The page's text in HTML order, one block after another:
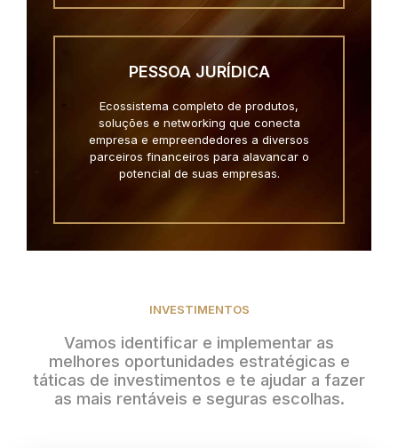
PESSOA JURÍDICA
Ecossistema completo de produtos,
soluções e networking que conecta
empresa e empreendedores a diversos
parceiros financeiros para alavancar o
potencial de suas empresas.
INVESTIMENTOS
Vamos identificar e implementar as
melhores oportunidades estratégicas e
táticas de investimentos e te ajudar a fazer
as mais rentáveis e seguras escolhas.